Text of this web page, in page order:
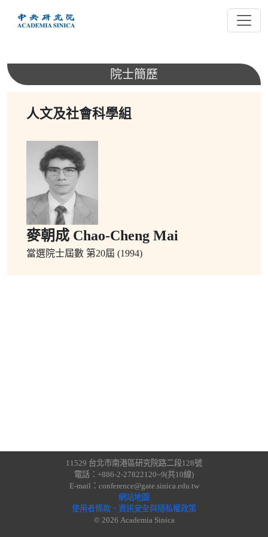
內
院士簡歷
人文及社會科學組
麥朝成 Chao-Cheng Mai
當選院士屆數 第20屆 (1994)
11529 台北市南港區研究院路二段128號
電話：+886-2-27822120~9(共10線)
E-mail：conference@gate.sinica.edu.tw
網站地圖
使用者條款、資訊安全與隱私權政策
© 2026 Academia Sinica